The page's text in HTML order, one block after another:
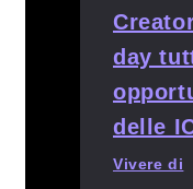
Vivere di